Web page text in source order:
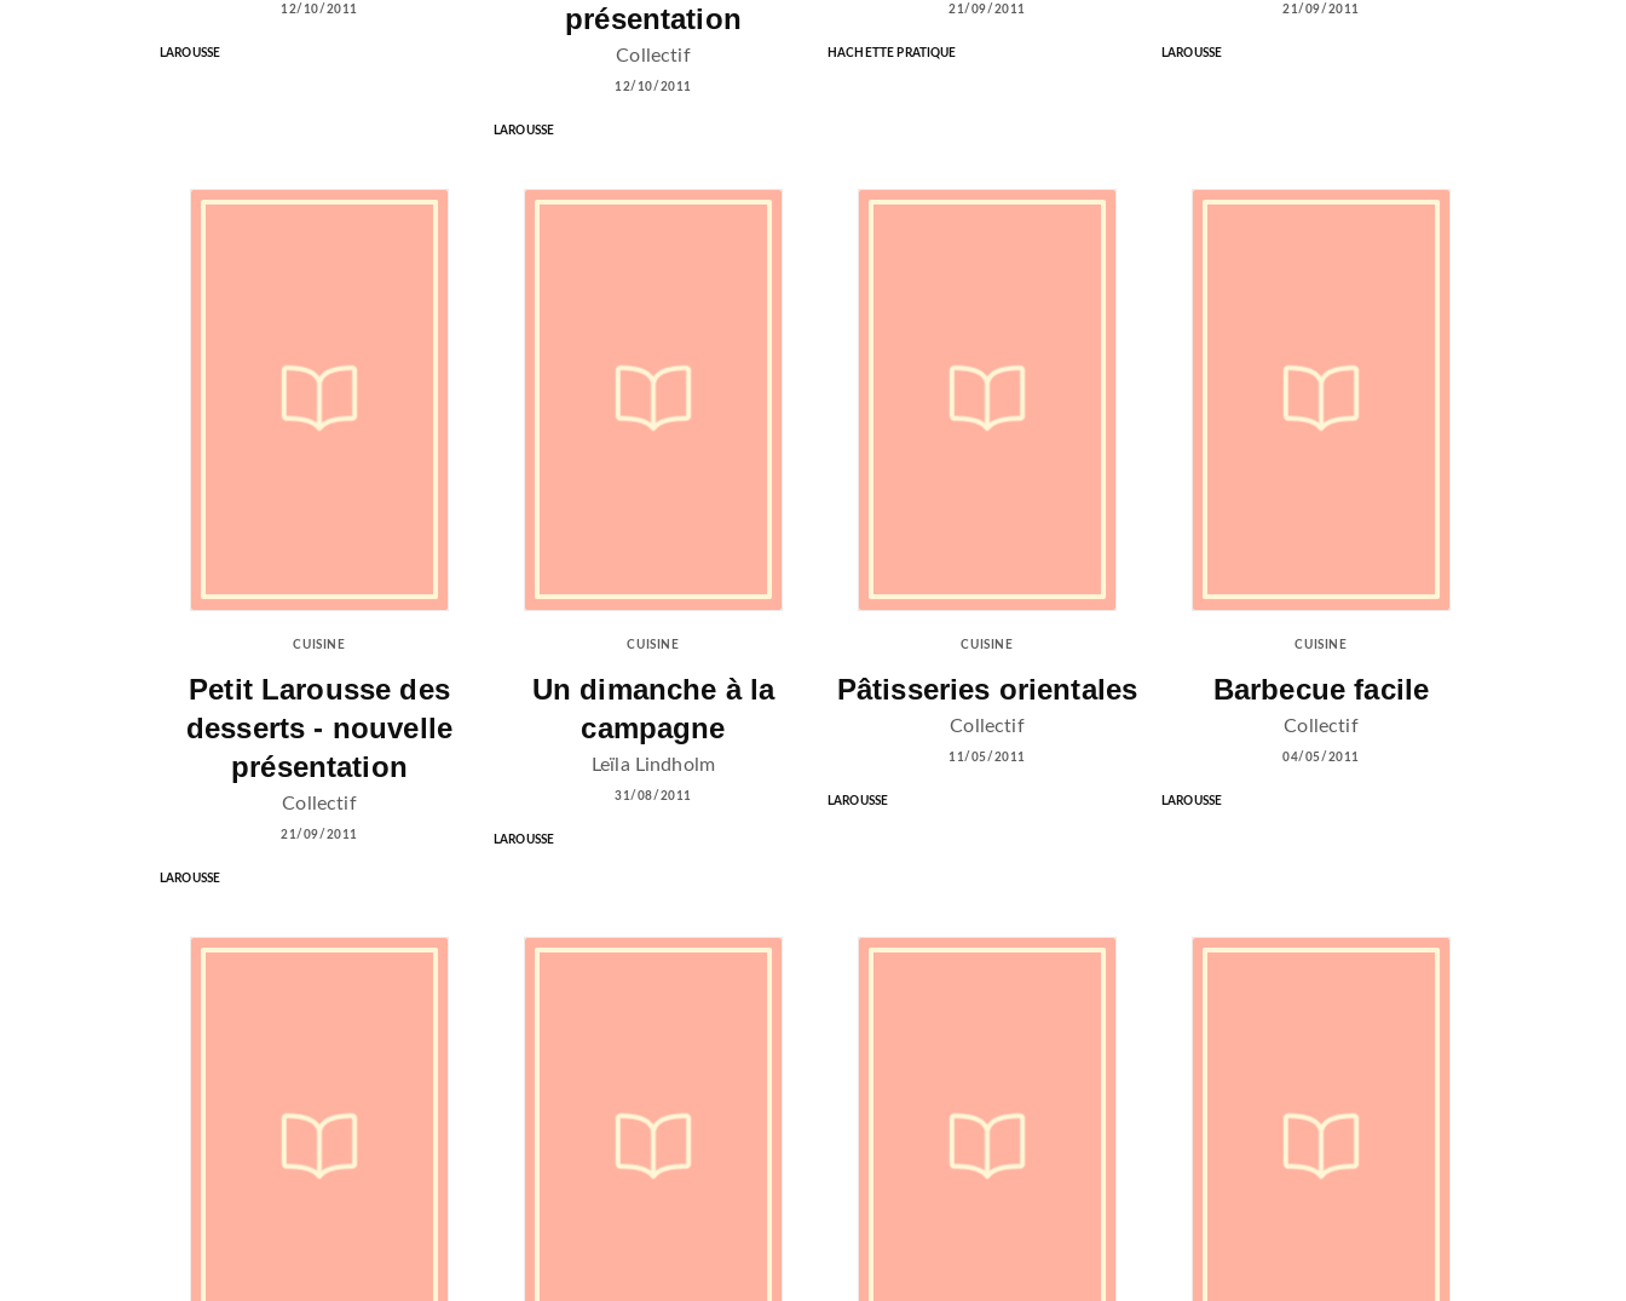
12/10/2011
LAROUSSE
présentation
Collectif
12/10/2011
LAROUSSE
21/09/2011
HACHETTE PRATIQUE
21/09/2011
LAROUSSE
CUISINE
Petit Larousse des
desserts - nouvelle
présentation
Collectif
21/09/2011
LAROUSSE
CUISINE
Un dimanche à la
campagne
Leïla Lindholm
31/08/2011
LAROUSSE
CUISINE
Pâtisseries orientales
Collectif
11/05/2011
LAROUSSE
CUISINE
Barbecue facile
Collectif
04/05/2011
LAROUSSE